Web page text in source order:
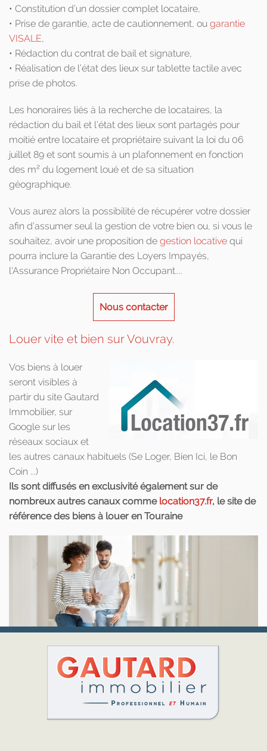
• Constitution d’un dossier complet locataire,
• Prise de garantie, acte de cautionnement, ou garantie
VISALE,
• Rédaction du contrat de bail et signature,
• Réalisation de l’état des lieux sur tablette tactile avec
prise de photos.
Les honoraires liés à la recherche de locataires, la
rédaction du bail et l’état des lieux sont partagés pour
moitié entre locataire et propriétaire suivant la loi du 06
juillet 89 et sont soumis à un plafonnement en fonction
des m² du logement loué et de sa situation
géographique.
Vous aurez alors la possibilité de récupérer votre dossier
afin d’assumer seul la gestion de votre bien ou, si vous le
souhaitez, avoir une proposition de gestion locative qui
pourra inclure la Garantie des Loyers Impayés,
l'Assurance Propriétaire Non Occupant....
Nous contacter
Louer vite et bien sur Vouvray.
Vos biens à louer
seront visibles à
partir du site Gautard
Immobilier, sur
Google sur les
réseaux sociaux et
les autres canaux habituels (Se Loger, Bien Ici, le Bon
Coin ...)
Ils sont diffusés en exclusivité également sur de
nombreux autres canaux comme location37.fr, le site de
référence des biens à louer en Touraine